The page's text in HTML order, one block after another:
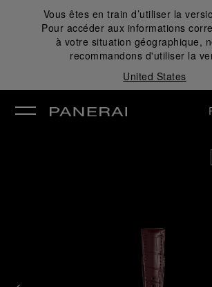
Vous êtes en train d’utiliser la
Pour accéder aux informations
à votre situation géographique,
recommandons d'utiliser la
United States